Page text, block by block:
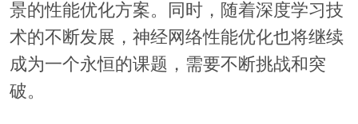
景的性能优化方案。同时，随着深度学习技
术的不断发展，神经网络性能优化也将继续
成为一个永恒的课题，需要不断挑战和突
破。